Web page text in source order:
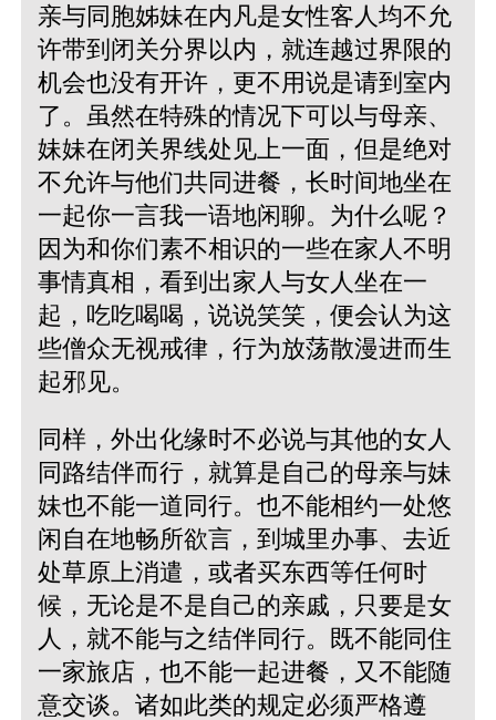
亲与同胞姊妹在内凡是女性客人均不允
许带到闭关分界以内，就连越过界限的
机会也没有开许，更不用说是请到室内
了。虽然在特殊的情况下可以与母亲、
妹妹在闭关界线处见上一面，但是绝对
不允许与他们共同进餐，长时间地坐在
一起你一言我一语地闲聊。为什么呢？
因为和你们素不相识的一些在家人不明
事情真相，看到出家人与女人坐在一
起，吃吃喝喝，说说笑笑，便会认为这
些僧众无视戒律，行为放荡散漫进而生
起邪见。
同样，外出化缘时不必说与其他的女人
同路结伴而行，就算是自己的母亲与妹
妹也不能一道同行。也不能相约一处悠
闲自在地畅所欲言，到城里办事、去近
处草原上消遣，或者买东西等任何时
候，无论是不是自己的亲戚，只要是女
人，就不能与之结伴同行。既不能同住
一家旅店，也不能一起进餐，又不能随
意交谈。诸如此类的规定必须严格遵